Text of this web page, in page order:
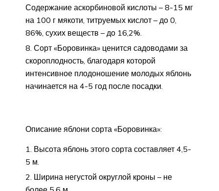
Содержание аскорбиновой кислоты – 8-15 мг
на 100 г мякоти, титруемых кислот – до 0,
86%, сухих веществ – до 16,2%.
Сорт «Боровинка» ценится садоводами за
скороплодность, благодаря которой
интенсивное плодоношение молодых яблонь
начинается на 4-5 год после посадки.
Описание яблони сорта «Боровинка»:
Высота яблонь этого сорта составляет 4,5-
5 м.
Ширина негустой округлой кроны – не